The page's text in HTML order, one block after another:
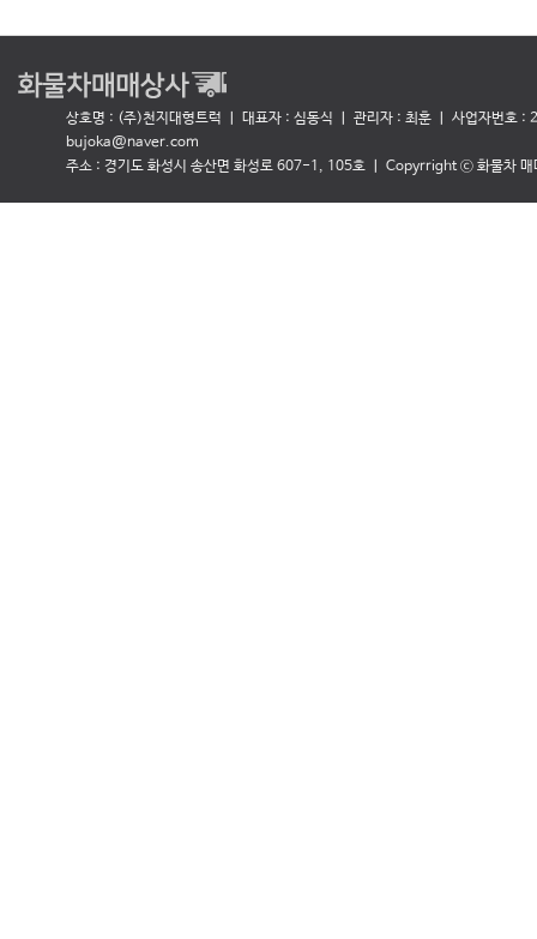
상호명 : (주)천지대형트럭 ㅣ 대표자 : 심동식 ㅣ 관리자 : 최훈 ㅣ 사업자번
bujoka@naver.com
주소 : 경기도 화성시 송산면 화성로 607-1, 105호 ㅣ Copyrright ⓒ 화물차